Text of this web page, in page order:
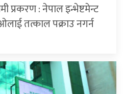
प्रकरण : नेपाल इन्भेष्टमेन्ट
तत्काल पक्राउ नगर्न